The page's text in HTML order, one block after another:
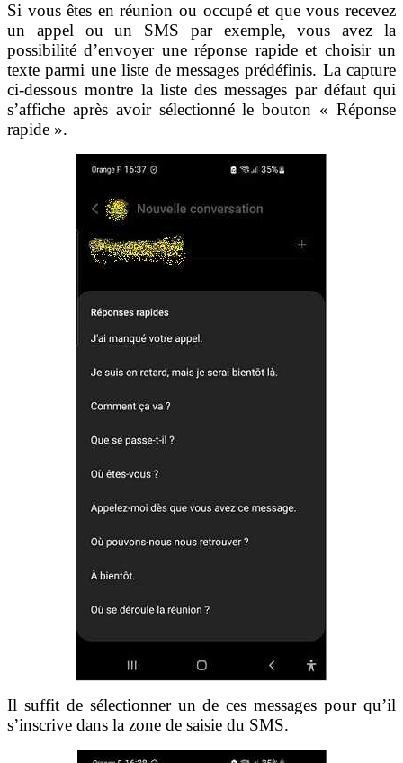
Si vous êtes en réunion ou occupé et que vous recevez
un appel ou un SMS par exemple, vous avez la
possibilité d’envoyer une réponse rapide et choisir un
texte parmi une liste de messages prédéfinis. La capture
ci-dessous montre la liste des messages par défaut qui
s’affiche après avoir sélectionné le bouton « Réponse
rapide ».
Il suffit de sélectionner un de ces messages pour qu’il
s’inscrive dans la zone de saisie du SMS.